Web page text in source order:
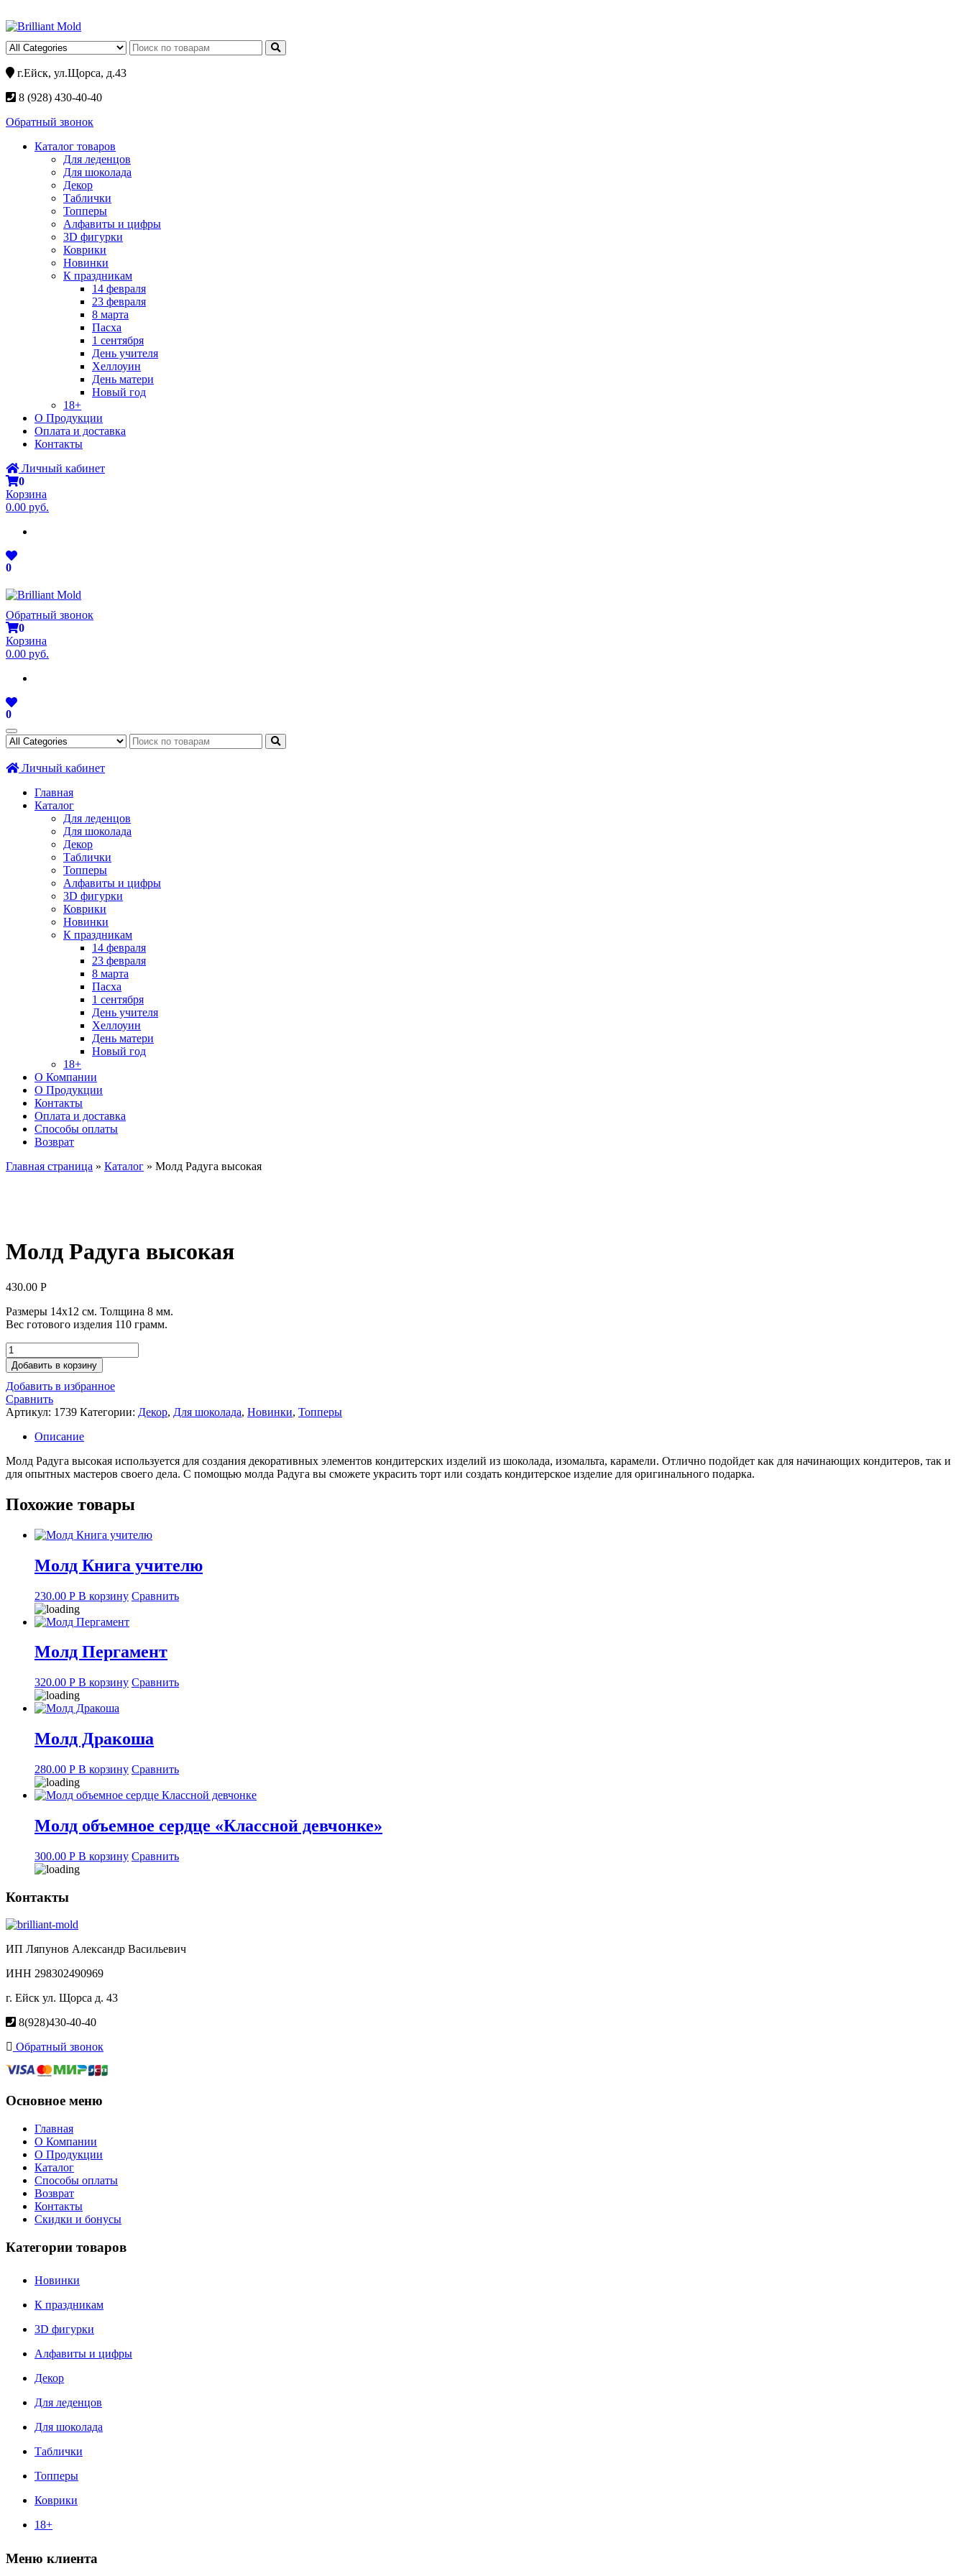
г.Ейск, ул.Щорса, д.43
8 (928) 430-40-40
Обратный звонок
Каталог товаров
Для леденцов
Для шоколада
Декор
Таблички
Топперы
Алфавиты и цифры
3D фигурки
Коврики
Новинки
К праздникам
14 февраля
23 февраля
8 марта
Пасха
1 сентября
День учителя
Хеллоуин
День матери
Новый год
18+
О Продукции
Оплата и доставка
Контакты
Личный кабинет
0
Корзина
0.00 руб.
0
Обратный звонок
0
Корзина
0.00 руб.
0
Личный кабинет
Главная
Каталог
Для леденцов
Для шоколада
Декор
Таблички
Топперы
Алфавиты и цифры
3D фигурки
Коврики
Новинки
К праздникам
14 февраля
23 февраля
8 марта
Пасха
1 сентября
День учителя
Хеллоуин
День матери
Новый год
18+
О Компании
О Продукции
Контакты
Оплата и доставка
Способы оплаты
Возврат
Главная страница » Каталог » Молд Радуга высокая
Молд Радуга высокая
430.00 Р
Размеры 14х12 см. Толщина 8 мм.
Вес готового изделия 110 грамм.
Количество
товара
Молд
Радуга
высокая
Добавить в корзину
Добавить в избранное
Сравнить
Артикул: 1739 Категории: Декор, Для шоколада, Новинки, Топперы
Описание
Молд Радуга высокая используется для создания декоративных элементов кондитерских изделий из шоколада, изомальта, карамели. Отлично подойдет как для начинающих кондитеров, так и
для опытных мастеров своего дела. С помощью молда Радуга вы сможете украсить торт или создать кондитерское изделие для оригинального подарка.
Похожие товары
Молд Книга учителю
230.00 Р В корзину Сравнить
Молд Пергамент
320.00 Р В корзину Сравнить
Молд Дракоша
280.00 Р В корзину Сравнить
Молд объемное сердце «Классной девчонке»
300.00 Р В корзину Сравнить
Контакты
ИП Ляпунов Александр Васильевич
ИНН 298302490969
г. Ейск ул. Щорса д. 43
8(928)430-40-40
Обратный звонок
Основное меню
Главная
О Компании
О Продукции
Каталог
Способы оплаты
Возврат
Контакты
Скидки и бонусы
Категории товаров
Новинки
К праздникам
3D фигурки
Алфавиты и цифры
Декор
Для леденцов
Для шоколада
Таблички
Топперы
Коврики
18+
Меню клиента